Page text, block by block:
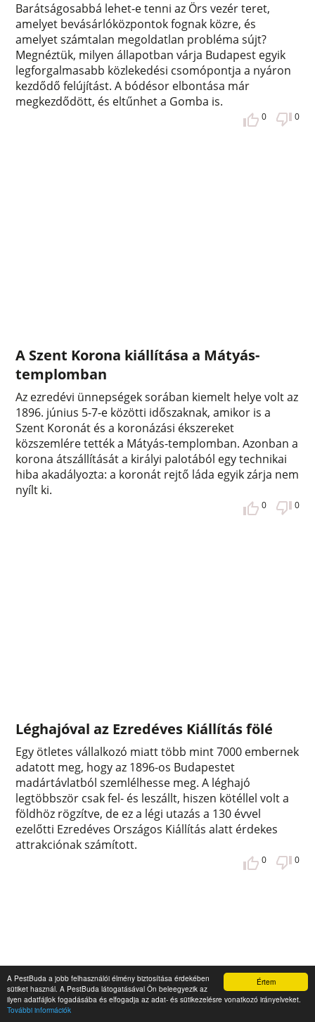
Értem
A PestBuda a jobb felhasználói élmény biztosítása érdekében
sütiket használ. A PestBuda látogatásával Ön beleegyezik az
ilyen adatfájlok fogadásába és elfogadja az adat- és sütikezelésre vonatkozó irányelveket.
További információk
Barátságosabbá lehet-e tenni az Örs vezér teret,
amelyet bevásárlóközpontok fognak közre, és
amelyet számtalan megoldatlan probléma sújt?
Megnéztük, milyen állapotban várja Budapest egyik
legforgalmasabb közlekedési csomópontja a nyáron
kezdődő felújítást. A bódésor elbontása már
megkezdődött, és eltűnhet a Gomba is.
0 0
A Szent Korona kiállítása a Mátyás-
templomban
Az ezredévi ünnepségek sorában kiemelt helye volt az
1896. június 5-7-e közötti időszaknak, amikor is a
Szent Koronát és a koronázási ékszereket
közszemlére tették a Mátyás-templomban. Azonban a
korona átszállítását a királyi palotából egy technikai
hiba akadályozta: a koronát rejtő láda egyik zárja nem
nyílt ki.
0 0
Léghajóval az Ezredéves Kiállítás fölé
Egy ötletes vállalkozó miatt több mint 7000 embernek
adatott meg, hogy az 1896-os Budapestet
madártávlatból szemlélhesse meg. A léghajó
legtöbbször csak fel- és leszállt, hiszen kötéllel volt a
földhöz rögzítve, de ez a légi utazás a 130 évvel
ezelőtti Ezredéves Országos Kiállítás alatt érdekes
attrakciónak számított.
0 0